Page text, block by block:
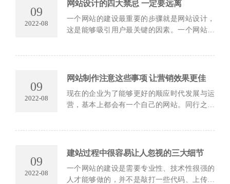
09
2022-08
网站设计的四大禁忌 一定要远离
一个网站的建设最重要的步骤就是网站设计，
这是能够吸引用户最关键的因素。一个网站是
09
2022-08
网站制作注意这些事项 让营销效果更佳
现在的企业为了能够更好的顺应时代发展与运
营，基本上都会有一个自己的网站。同行之间
09
2022-08
建站过程中很容易让人忽视的三大细节
一个网站的建设是需要专业性、技术性很强的
人才能够做的，并不是敲打一些代码、上传一